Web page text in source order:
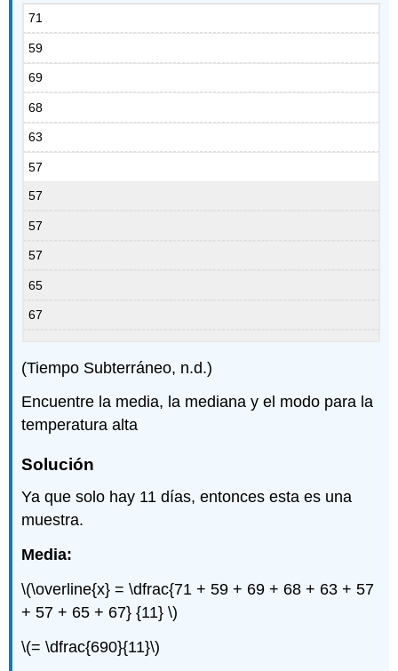
71
59
69
68
63
57
57
57
57
65
67
(Tiempo Subterráneo, n.d.)
Encuentre la media, la mediana y el modo para la
temperatura alta
Solución
Ya que solo hay 11 días, entonces esta es una
muestra.
Media:
\(\overline{x} = \dfrac{71 + 59 + 69 + 68 + 63 + 57
+ 57 + 65 + 67} {11} \)
\(= \dfrac{690}{11}\)